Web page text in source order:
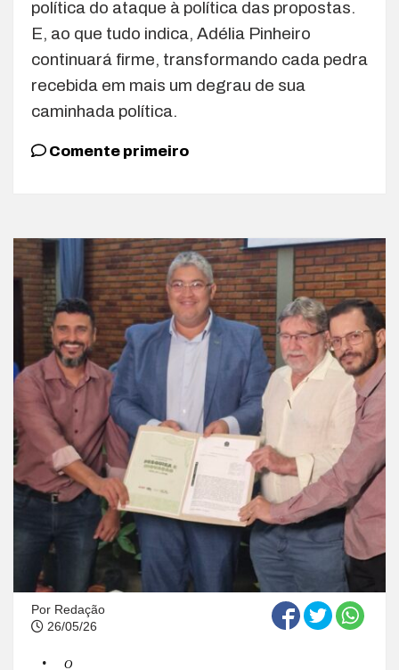
política do ataque à política das propostas.
E, ao que tudo indica, Adélia Pinheiro
continuará firme, transformando cada pedra
recebida em mais um degrau de sua
caminhada política.
Comente primeiro
Por Redação
26/05/26
O